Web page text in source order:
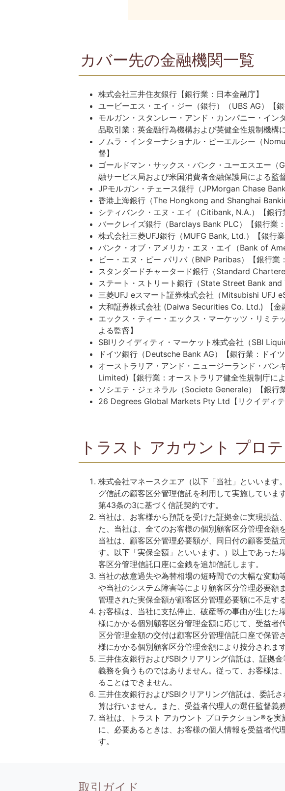
カバー先の金融機関一覧
株式会社三井住友銀行【銀行業：日本金融庁】
ユービーエス・エイ・ジー（銀行）（UBS AG）【
モルガン・スタンレー・アンド・カンパニー・イ
品取引業：英金融行為機構および英健全性規制機構
ノムラ・インターナショナル・ピーエルシー（
督】
ゴールドマン・サックス・バンク・ユーエスエー
融サービス局および米国消費者金融保護局による監督
JPモルガン・チェース銀行（JPMorgan Chase
香港上海銀行（The Hongkong and Shanghai
シティバンク・エヌ・エイ（Citibank, N.A.）【銀
バークレイズ銀行（Barclays Bank PLC）【銀行業
株式会社三菱UFJ銀行（MUFG Bank, Ltd.）【銀行業
バンク・オブ・アメリカ・エヌ・エイ（Bank of
ビー・エヌ・ピー パリバ（BNP Paribas）【銀行業
スタンダードチャータード銀行（Standard
ステート・ストリート銀行（State Street Bank
三菱UFJ eスマート証券株式会社（Mitsubishi UFJ
大和証券株式会社 (Daiwa Securities Co. Ltd.) 【金
エックス・ティー・エックス・マーケッツ・リミ
よる監督】
SBIリクイディティ・マーケット株式会社（SBI
ドイツ銀行（Deutsche Bank AG）【銀行業：ドイ
オーストラリア・アンド・ニュージーランド・バ
Limited)【銀行業：オーストラリア健全性規制庁によ
ソシエテ・ジェネラル（Societe Generale）【銀行
26 Degrees Global Markets Pty Ltd【リクイディテ
トラスト アカウント プロ
株式会社マネースクエア（以下「当社」といいま
グ信託の顧客区分管理信託を利用して実施してい
第43条の3に基づく信託契約です。
当社は、お客様から預託を受けた証拠金に実現損益
た、当社は、全てのお客様の個別顧客区分管理金額
当社は、顧客区分管理必要額が、同日付の顧客受益
す。以下「実保全額」といいます。）以上であっ
客区分管理信託口座に金銭を追加信託します。
当社の故意過失や為替相場の短時間での大幅な変
や当社のシステム障害等により顧客区分管理必要額
管理された実保全額が顧客区分管理必要額に不足す
お客様は、当社に支払停止、破産等の事由が生じ
様にかかる個別顧客区分管理金額に応じて、受益者
区分管理金額の交付は顧客区分管理信託口座で保
様にかかる個別顧客区分管理金額により按分されます
三井住友銀行およびSBIクリアリング信託は、証拠
義務を負うものではありません。従って、お客様は
ることはできません。
三井住友銀行およびSBIクリアリング信託は、委託
算は行いません。また、受益者代理人の選任監督義
当社は、トラスト アカウント プロテクション®を
に、必要あるときは、お客様の個人情報を受益者代
す。
取引ガイド